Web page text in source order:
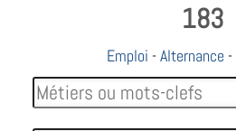
183
Emploi -Alternance -